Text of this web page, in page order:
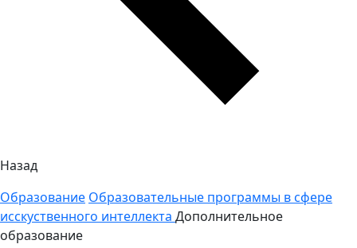
Назад
Образование Образовательные программы в сфере
исскуственного интеллекта Дополнительное
образование